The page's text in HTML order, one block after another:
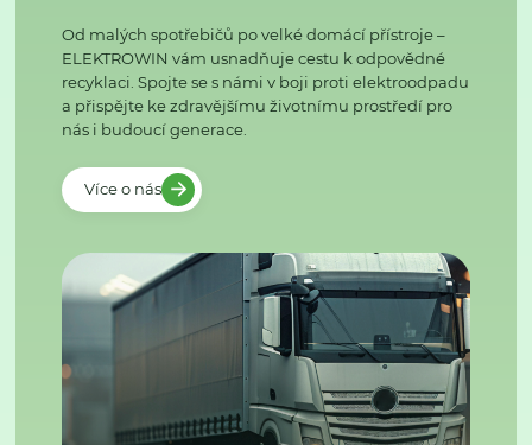
Od malých spotřebičů po velké domácí přístroje –
ELEKTROWIN vám usnadňuje cestu k odpovědné
recyklaci. Spojte se s námi v boji proti elektroodpadu
a přispějte ke zdravějšímu životnímu prostředí pro
nás i budoucí generace.
Více o nás